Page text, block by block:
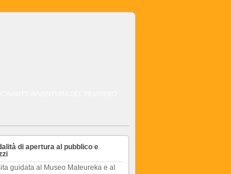
di apertura al pubblico e
guidata al Museo Mateureka e al